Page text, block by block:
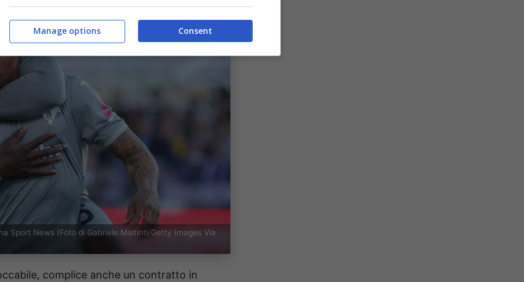
Sport News (Foto di Gabriele Maltinti/Getty Images Via
complice anche un contratto in
Consent
Manage options